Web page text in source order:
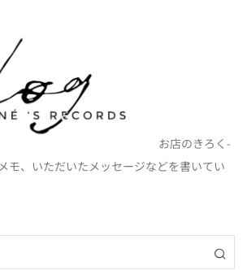
お店のきろく-
モ、いただいたメッセージなどを書いてい